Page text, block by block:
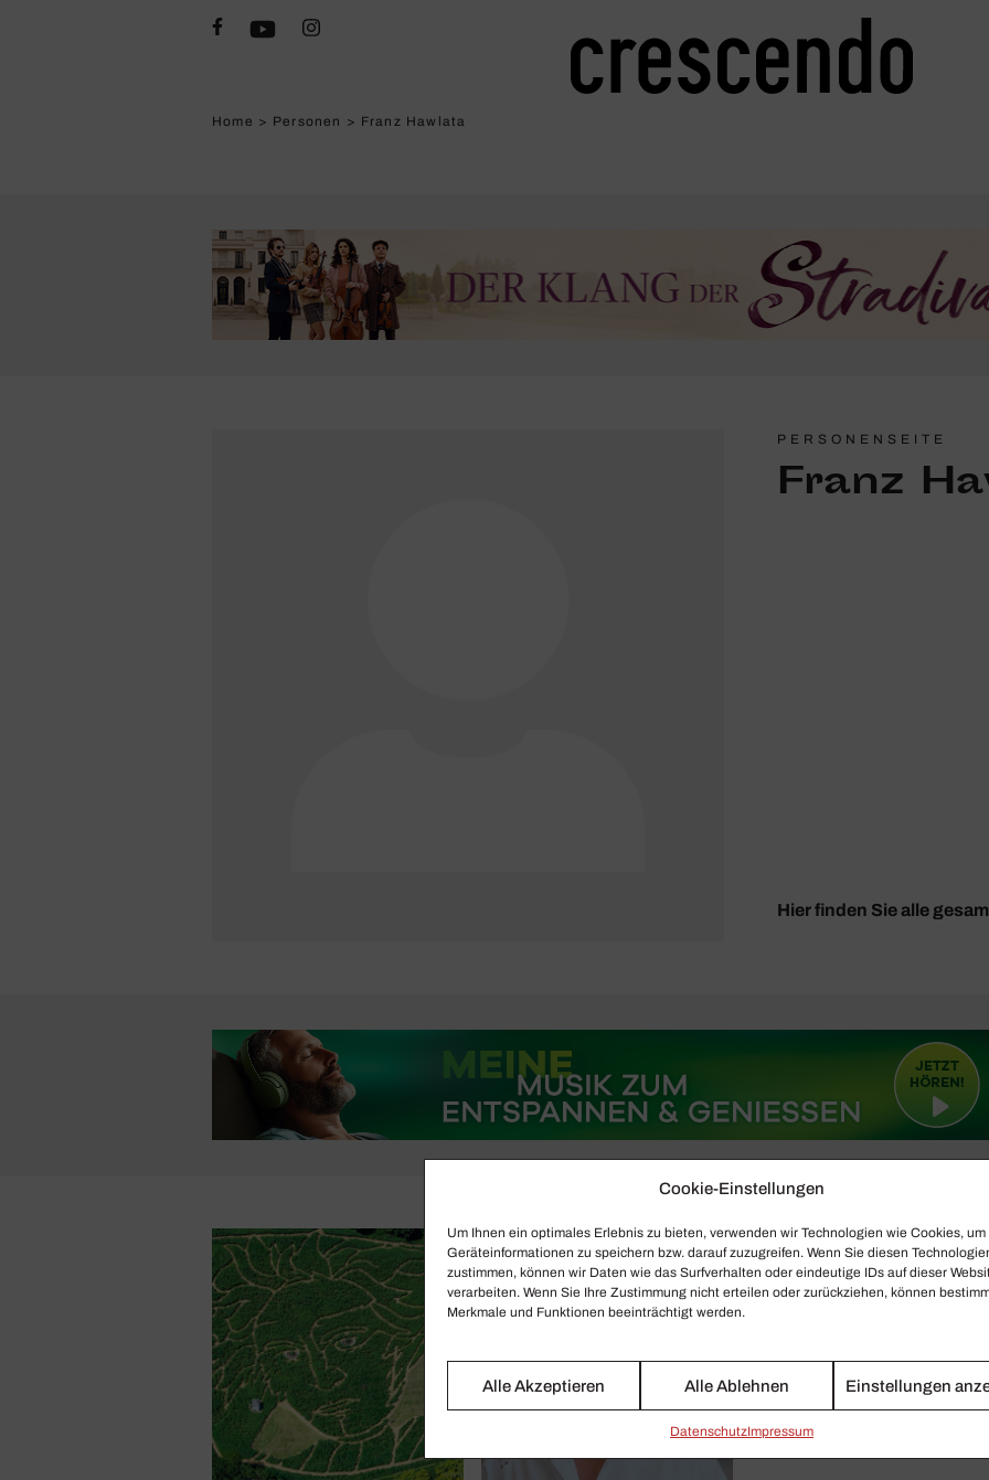
Cookie-Einstellungen
Um Ihnen ein optimales Erlebnis zu bieten, verwenden wir Technologien wie Cookies, um
Geräteinformationen zu speichern bzw. darauf zuzugreifen. Wenn Sie diesen
zustimmen, können wir Daten wie das Surfverhalten oder eindeutige IDs auf dieser
verarbeiten. Wenn Sie Ihre Zustimmung nicht erteilen oder zurückziehen, können
Merkmale und Funktionen beeinträchtigt werden.
Alle Akzeptieren Alle Ablehnen Einstellungen
Daten­schutzImpressum
Home > Personen > Franz Hawlata
PERSONENSEITE
Franz
Hier finden Sie alle